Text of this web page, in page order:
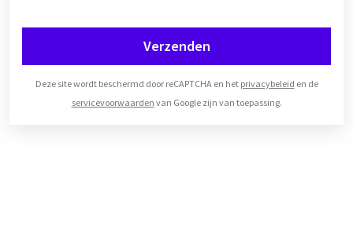
Verzenden
Deze site wordt beschermd door reCAPTCHA en het privacybeleid en de
servicevoorwaarden van Google zijn van toepassing.